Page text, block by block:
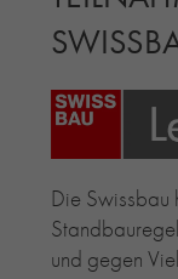
MUSEEN
Die Swissbau
und gegen